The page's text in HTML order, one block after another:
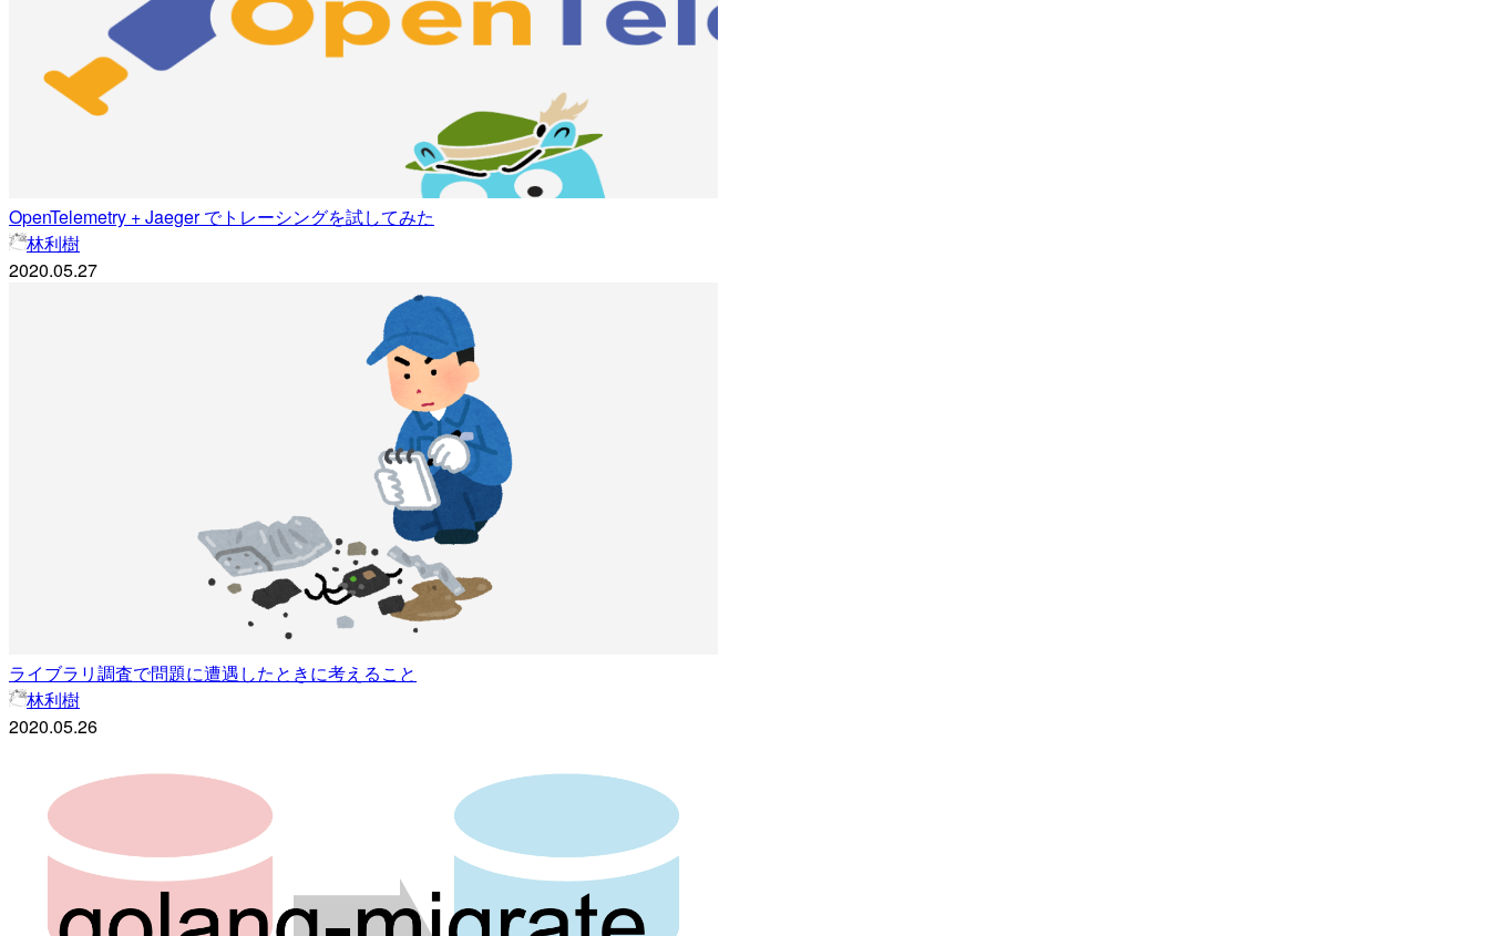
OpenTelemetry + Jaeger でトレーシングを試してみた
林利樹
2020.05.27
ライブラリ調査で問題に遭遇したときに考えること
林利樹
2020.05.26